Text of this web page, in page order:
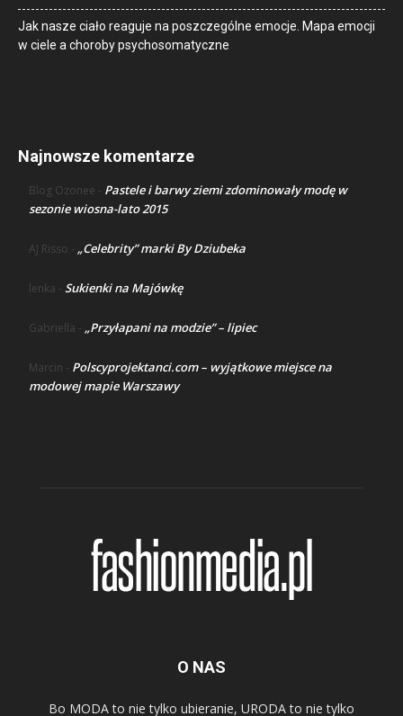
Jak nasze ciało reaguje na poszczególne emocje. Mapa emocji
w ciele a choroby psychosomatyczne
Najnowsze komentarze
Blog Ozonee - Pastele i barwy ziemi zdominowały modę w
sezonie wiosna-lato 2015
AJ Risso - „Celebrity” marki By Dziubeka
lenka - Sukienki na Majówkę
Gabriella - „Przyłapani na modzie” – lipiec
Marcin - Polscyprojektanci.com – wyjątkowe miejsce na
modowej mapie Warszawy
O NAS
Bo MODA to nie tylko ubieranie, URODA to nie tylko